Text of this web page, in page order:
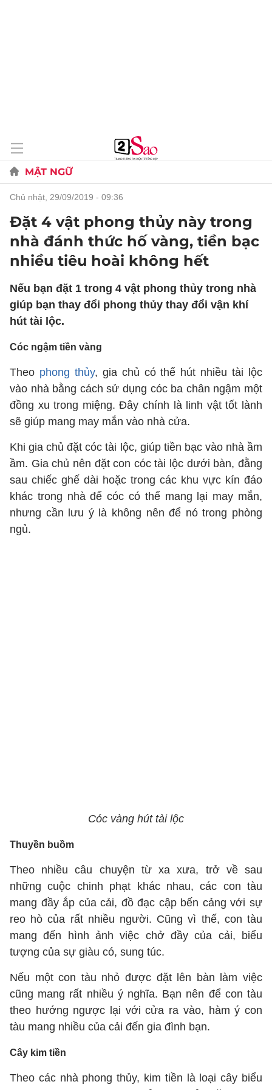
MẬT NGỮ
chủ nhật, 29/09/2019 - 09:36
Đặt 4 vật phong thủy này trong
nhà đánh thức hố vàng, tiền bạc
nhiều tiêu hoài không hết
Nếu bạn đặt 1 trong 4 vật phong thủy trong nhà
giúp bạn thay đổi phong thủy thay đổi vận khí
hút tài lộc.
Cóc ngậm tiền vàng
Theo phong thủy, gia chủ có thể hút nhiều tài lộc
vào nhà bằng cách sử dụng cóc ba chân ngậm một
đồng xu trong miệng. Đây chính là linh vật tốt lành
sẽ giúp mang may mắn vào nhà cửa.
Khi gia chủ đặt cóc tài lộc, giúp tiền bạc vào nhà ầm
ầm. Gia chủ nên đặt con cóc tài lộc dưới bàn, đằng
sau chiếc ghế dài hoặc trong các khu vực kín đáo
khác trong nhà để cóc có thể mang lại may mắn,
nhưng cần lưu ý là không nên để nó trong phòng
ngủ.
Cóc vàng hút tài lộc
Thuyền buồm
Theo nhiều câu chuyện từ xa xưa, trở về sau
những cuộc chinh phạt khác nhau, các con tàu
mang đầy ắp của cải, đồ đạc cập bến cảng với sự
reo hò của rất nhiều người. Cũng vì thế, con tàu
mang đến hình ảnh việc chở đầy của cải, biểu
tượng của sự giàu có, sung túc.
Nếu một con tàu nhỏ được đặt lên bàn làm việc
cũng mang rất nhiều ý nghĩa. Bạn nên để con tàu
theo hướng ngược lại với cửa ra vào, hàm ý con
tàu mang nhiều của cải đến gia đình bạn.
Cây kim tiền
Theo các nhà phong thủy, kim tiền là loại cây biểu